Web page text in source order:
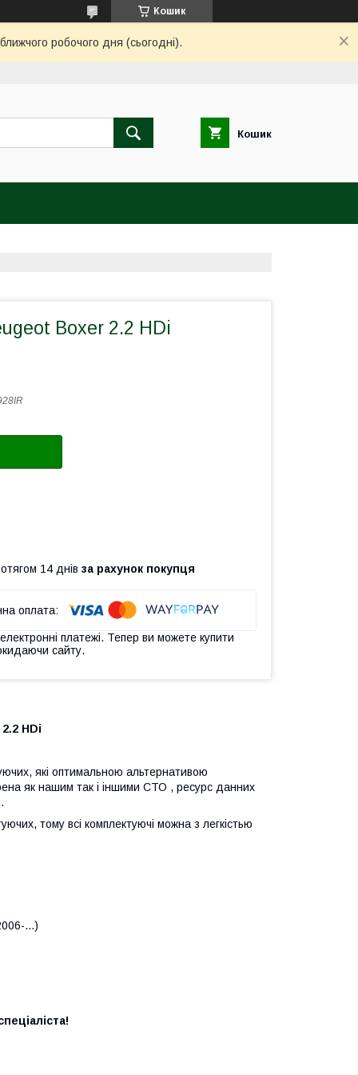
Кошик
робочого дня (сьогодні).
Кошик
Boxer 2.2 HDi
14 днів за рахунок покупця
платежі. Тепер ви можете купити
сайту.
HDi
які оптимальною альтернативою
як нашим так і іншими СТО , ресурс данних
тому всі комплектуючі можна з легкістью
...)